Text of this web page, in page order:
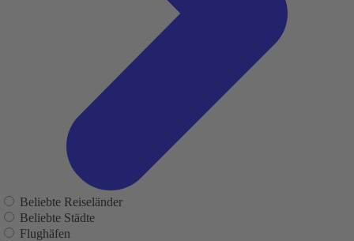
Beliebte Reiseländer
Beliebte Städte
Flughäfen